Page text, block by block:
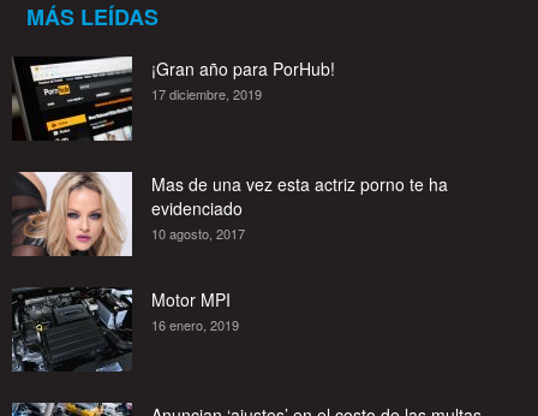
MÁS LEÍDAS
¡Gran año para PorHub!
17 diciembre, 2019
Mas de una vez esta actriz porno te ha
evidenciado
10 agosto, 2017
Motor MPI
16 enero, 2019